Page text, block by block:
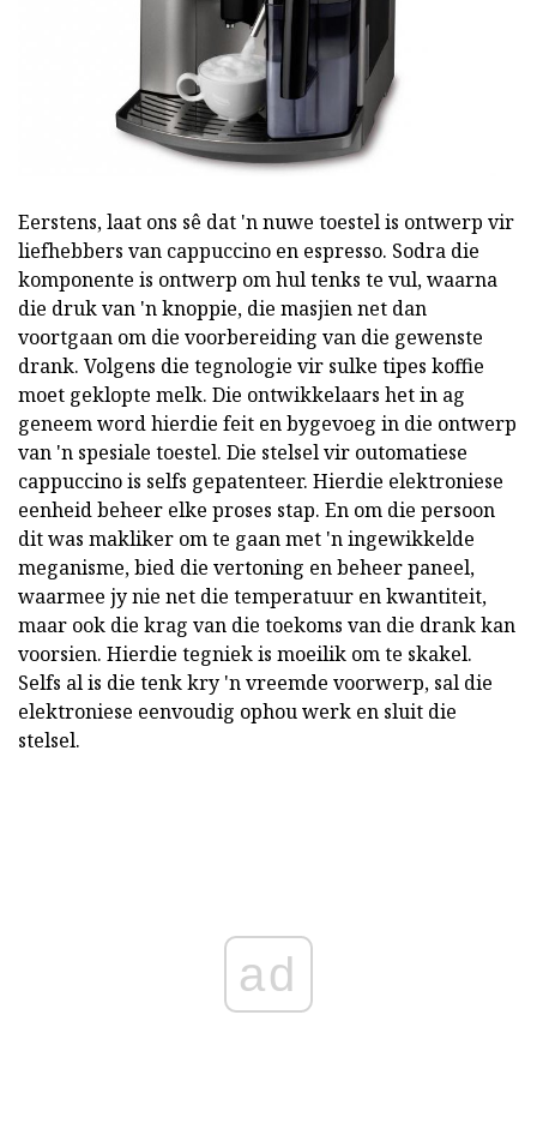
Eerstens, laat ons sê dat 'n nuwe toestel is ontwerp vir
liefhebbers van cappuccino en espresso. Sodra die
komponente is ontwerp om hul tenks te vul, waarna
die druk van 'n knoppie, die masjien net dan
voortgaan om die voorbereiding van die gewenste
drank. Volgens die tegnologie vir sulke tipes koffie
moet geklopte melk. Die ontwikkelaars het in ag
geneem word hierdie feit en bygevoeg in die ontwerp
van 'n spesiale toestel. Die stelsel vir outomatiese
cappuccino is selfs gepatenteer. Hierdie elektroniese
eenheid beheer elke proses stap. En om die persoon
dit was makliker om te gaan met 'n ingewikkelde
meganisme, bied die vertoning en beheer paneel,
waarmee jy nie net die temperatuur en kwantiteit,
maar ook die krag van die toekoms van die drank kan
voorsien. Hierdie tegniek is moeilik om te skakel.
Selfs al is die tenk kry 'n vreemde voorwerp, sal die
elektroniese eenvoudig ophou werk en sluit die
stelsel.
ad